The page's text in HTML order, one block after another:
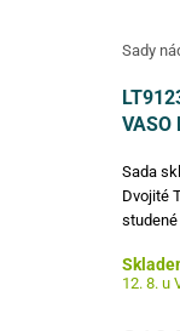
Sady
VASO
Sada
Dvojité
studené
designu
nízkým
12. 8. u